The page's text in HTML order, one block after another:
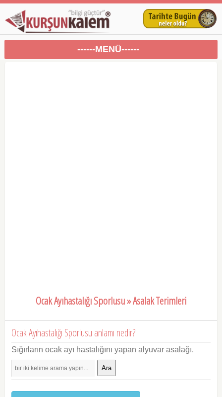
------MENÜ------
Ocak Ayıhastalığı Sporlusu » Asalak Terimleri
Ocak Ayıhastalığı Sporlusu anlamı nedir?
Sığırların ocak ayı hastalığını yapan alyuvar asalağı.
Ara